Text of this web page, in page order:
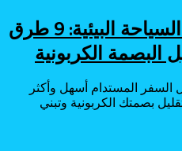
السفر المستدام، السياحة البيئية: 9 طرق
البصمة الكربونية
السفر المستدام أسهل وأكثر
بصمتك الكربونية وتبني